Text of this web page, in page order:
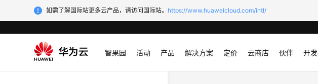
如需了解国际站更多云产品，请访问国际站。 https://www.huaweicloud.com/intl/
智果园 活动 产品 解决方案 定价 云商店 伙伴 开
HDFS企业级能力增强
HDFS运维管理